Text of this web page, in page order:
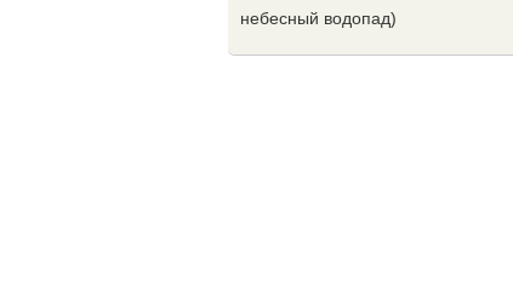
небесный водопад)